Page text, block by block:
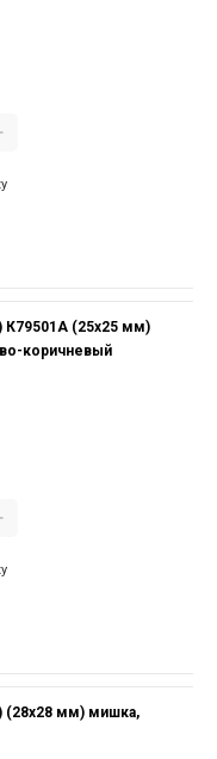
К79501А (25х25 мм)
коричневый
(28х28 мм) мишка,